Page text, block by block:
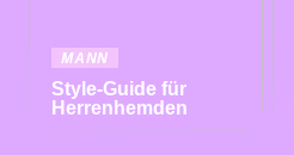
MANN
Style-Guide für
Herrenhemden